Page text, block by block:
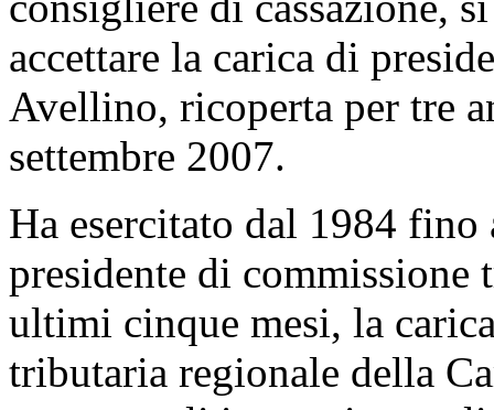
accettare la carica di
Avellino, ricoperta per tre
settembre 2007.
Ha esercitato dal 1984
presidente di
ultimi cinque mesi, la
tributaria regionale della